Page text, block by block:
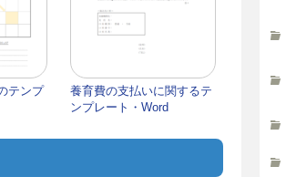
テンプ
養育費の支払いに関するテ
ンプレート・Word